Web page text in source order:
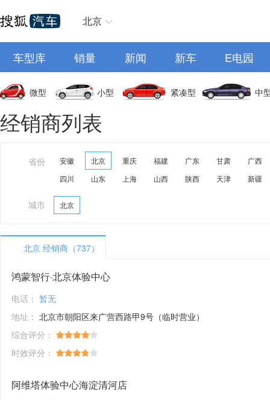
北京
车型库 销量 新闻 新车 E电园
微型 小型 紧凑型 中
经销商列表
省份 安徽 北京 重庆 福建 广东 甘肃
广西
四川
山东 上海 山西 陕西 天津 新疆
城市 北京
北京 经销商（737）
鸿蒙智行·北京体验中心
电话： 暂无
地址： 北京市朝阳区来广营西路甲9号（临时营业）
综合评分：
时效评分：
阿维塔体验中心海淀清河店